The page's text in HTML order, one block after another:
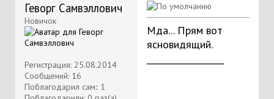
Геворг Самвэллович
Новичок
Регистрация: 25.08.2014
Сообщений: 16
Поблагодарил сам:: 1
Мда... Прям вот
ясновидящий.